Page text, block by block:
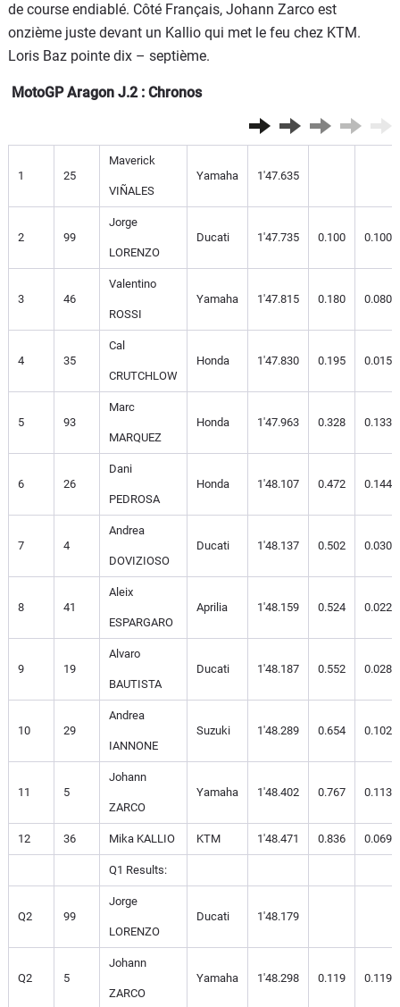
de course endiablé. Côté Français, Johann Zarco est
onzième juste devant un Kallio qui met le feu chez KTM.
Loris Baz pointe dix – septième.
MotoGP Aragon J.2 : Chronos
1 25
Maverick
VIÑALES
Yamaha 1'47.635
2 99
Jorge
LORENZO
Ducati 1'47.735 0.100 0.100
3 46
Valentino
ROSSI
Yamaha 1'47.815 0.180 0.080
4 35
Cal
CRUTCHLOW
Honda 1'47.830 0.195 0.015
5 93
Marc
MARQUEZ
Honda 1'47.963 0.328 0.133
6 26
Dani
PEDROSA
Honda 1'48.107 0.472 0.144
7 4
Andrea
DOVIZIOSO
Ducati 1'48.137 0.502 0.030
8 41
Aleix
ESPARGARO
Aprilia 1'48.159 0.524 0.022
9 19
Alvaro
BAUTISTA
Ducati 1'48.187 0.552 0.028
10 29
Andrea
IANNONE
Suzuki 1'48.289 0.654 0.102
11 5
Johann
ZARCO
Yamaha 1'48.402 0.767 0.113
12 36 Mika KALLIO KTM 1'48.471 0.836 0.069
Q1 Results:
Q2 99
Jorge
LORENZO
Ducati 1'48.179
Q2 5
Johann
ZARCO
Yamaha 1'48.298 0.119 0.119